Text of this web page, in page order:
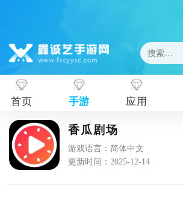
首页 手游 应用
香瓜剧场
游戏语言：简体中文
更新时间：2025-12-14